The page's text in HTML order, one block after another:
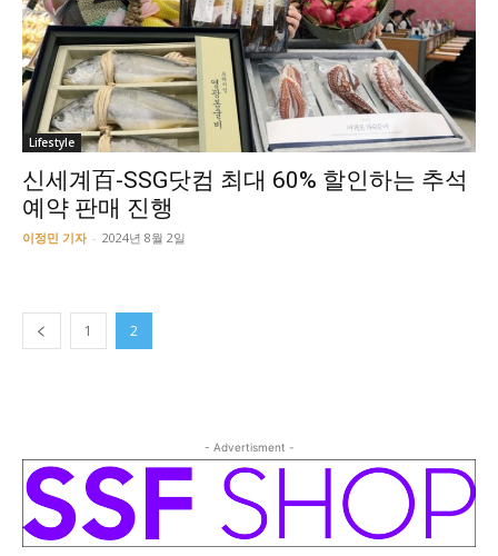
Lifestyle
신세계百-SSG닷컴 최대 60% 할인하는 추석
예약 판매 진행
이정민 기자 - 2024년 8월 2일
1 2
- Advertisment -